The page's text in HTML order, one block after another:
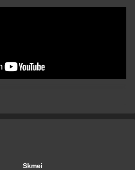
Skmei